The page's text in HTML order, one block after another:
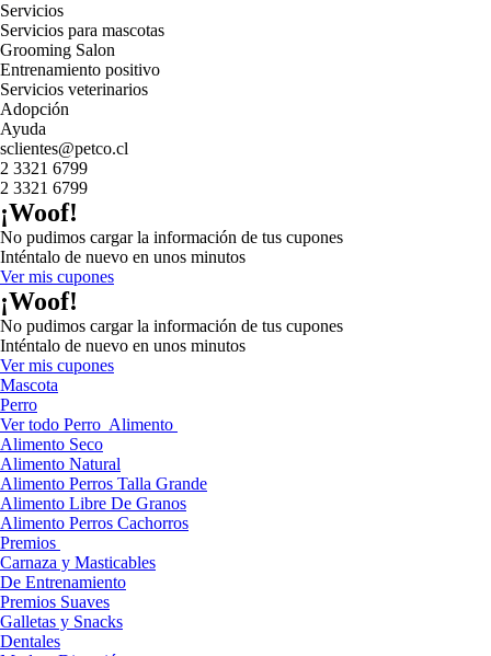
Servicios
Servicios para mascotas
Grooming Salon
Entrenamiento positivo
Servicios veterinarios
Adopción
Ayuda
sclientes@petco.cl
2 3321 6799
2 3321 6799
¡Woof!
No pudimos cargar la información de tus cupones
Inténtalo de nuevo en unos minutos
Ver mis cupones
¡Woof!
No pudimos cargar la información de tus cupones
Inténtalo de nuevo en unos minutos
Ver mis cupones
Mascota
Perro
Ver todo Perro Alimento
Alimento Seco
Alimento Natural
Alimento Perros Talla Grande
Alimento Libre De Granos
Alimento Perros Cachorros
Premios
Carnaza y Masticables
De Entrenamiento
Premios Suaves
Galletas y Snacks
Dentales